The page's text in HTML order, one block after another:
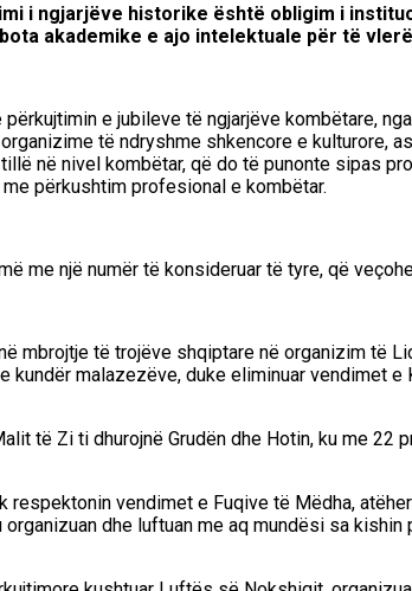
i ngjarjëve historike është obligim i
akademike e ajo intelektuale për të
e jubileve të ngjarjëve kombëtare,
të ndryshme shkencore e kulturore,
në nivel kombëtar, që do të punonte sipas
përkushtim profesional e kombëtar.
me një numër të konsideruar të tyre, që ve
mbrojtje të trojëve shqiptare në organizim të
kundër malazezëve, duke eliminuar vendimet
të Zi ti dhurojnë Grudën dhe Hotin, ku me 22
vendimet e Fuqive të Mëdha,
dhe luftuan me aq mundësi sa kishin